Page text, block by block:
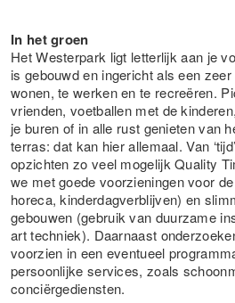
In het groen
Het Westerpark ligt letterlijk aan je
is gebouwd en ingericht als een
wonen, te werken en te recreëren.
vrienden, voetballen met de
je buren of in alle rust genieten van
terras: dat kan hier allemaal. Van
opzichten zo veel mogelijk Quality
we met goede voorzieningen voor
horeca, kinderdagverblijven) en
gebouwen (gebruik van duurzame
art techniek). Daarnaast
voorzien in een eventueel
persoonlijke services, zoals
conciërgediensten.